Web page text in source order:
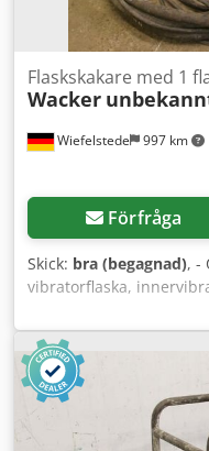
Wiefelstede 997 km
Flaskskakare med 1
Wacker
Förfråga
Skick: bra (begagnad), -
vibratorflaska,
Amsb A Sxvjroa -